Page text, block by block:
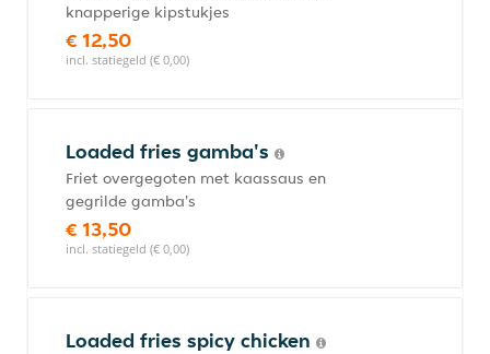
knapperige kipstukjes
€ 12,50
incl. statiegeld (€ 0,00)
Loaded fries gamba's
Friet overgegoten met kaassaus en
gegrilde gamba's
€ 13,50
incl. statiegeld (€ 0,00)
Loaded fries spicy chicken